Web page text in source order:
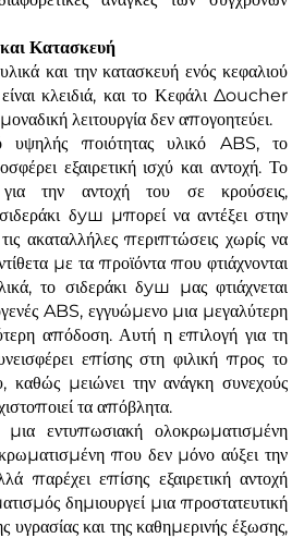
Κατασκευή
και την κατασκευή ενός κεφαλιού
κλειδιά, και το Κεφάλι Δoucher
λειτουργία δεν απογοητεύει.
υψηλής ποιότητας υλικό ABS, το
εξαιρετική ισχύ και αντοχή. Το
την αντοχή του σε κρούσεις,
σιδεράκι δуш μπορεί να αντέξει στην
ακαταλλήλες περιπτώσεις χωρίς να
με τα προϊόντα που φτιάχνονται
το σιδεράκι δуш μας φτιάχνεται
ABS, εγγυώμενο μια μεγαλύτερη
απόδοση. Αυτή η επιλογή για τη
επίσης στη φιλική προς το
καθώς μειώνει την ανάγκη συνεχούς
τα απόβλητα.
εντυπωσιακή ολοκρωματισμένη
που δεν μόνο αύξει την
παρέχει επίσης εξαιρετική αντοχή
δημιουργεί μια προστατευτική
υγρασίας και της καθημερινής έξωσης,